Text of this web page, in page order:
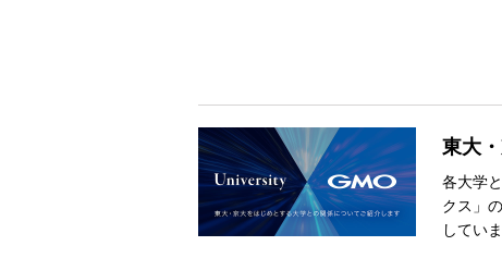
東大
各大学
クス」
していま